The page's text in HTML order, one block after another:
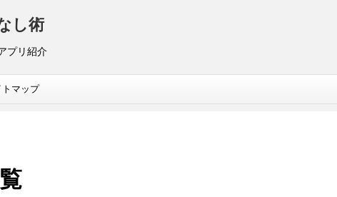
し術
プリ紹介
マップ